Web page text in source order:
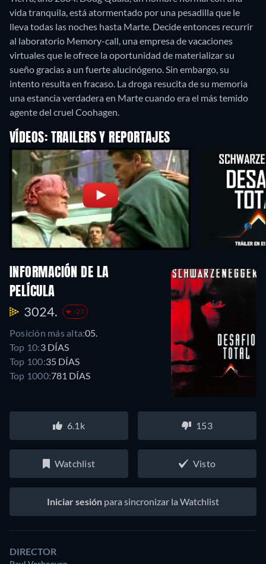
vida tranquila, está atormentado por una pesadilla que le
lleva todas las noches hasta Marte. Decide entonces recurrir
al laboratorio Memory-call, una empresa de vacaciones
virtuales que le ofrece la oportunidad de materializar su
sueño gracias a un fuerte alucinógeno. Sin embargo, su
intento resulta en fracaso. La droga resucita de su memoria
una estancia verdadera en Marte cuando era el más temido
agente del cruel Coohagen.
VÍDEOS: TRAILERS Y REPORTAJES
INFORMACIÓN DE LA
PELÍCULA
3024. -27
Posición más alta:05.
Top 10:3 DÍAS
Top 100:35 DÍAS
Top 1000:781 DÍAS
6.1k 153
Watchlist Visto
Iniciar sesión para sincronizar la Watchlist
DIRECTOR